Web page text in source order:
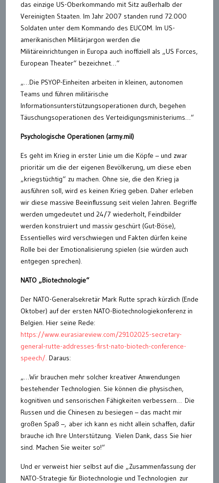
das einzige US-Oberkommando mit Sitz außerhalb der
Vereinigten Staaten. Im Jahr 2007 standen rund 72.000
Soldaten unter dem Kommando des EUCOM. Im US-
amerikanischen Militärjargon werden die
Militäreinrichtungen in Europa auch inoffiziell als „US Forces,
European Theater“ bezeichnet…“
„…Die PSYOP-Einheiten arbeiten in kleinen, autonomen
Teams und führen militärische
Informationsunterstützungsoperationen durch, begehen
Täuschungsoperationen des Verteidigungsministeriums…“
Psychologische Operationen (army.mil)
Es geht im Krieg in erster Linie um die Köpfe – und zwar
prioritär um die der eigenen Bevölkerung, um diese eben
„kriegstüchtig“ zu machen. Ohne sie, die den Krieg ja
ausführen soll, wird es keinen Krieg geben. Daher erleben
wir diese massive Beeinflussung seit vielen Jahren. Begriffe
werden umgedeutet und 24/7 wiederholt, Feindbilder
werden konstruiert und massiv geschürt (Gut-Böse),
Essentielles wird verschwiegen und Fakten dürfen keine
Rolle bei der Emotionalisierung spielen (sie würden auch
entgegen sprechen).
NATO „Biotechnologie“
Der NATO-Generalsekretär Mark Rutte sprach kürzlich (Ende
Oktober) auf der ersten NATO-Biotechnologiekonferenz in
Belgien. Hier seine Rede:
https://www.eurasiareview.com/29102025-secretary-
general-rutte-addresses-first-nato-biotech-conference-
speech/. Daraus:
„…Wir brauchen mehr solcher kreativer Anwendungen
bestehender Technologien. Sie können die physischen,
kognitiven und sensorischen Fähigkeiten verbessern… Die
Russen und die Chinesen zu besiegen – das macht mir
großen Spaß –, aber ich kann es nicht allein schaffen, dafür
brauche ich Ihre Unterstützung. Vielen Dank, dass Sie hier
sind. Machen Sie weiter so!“
Und er verweist hier selbst auf die „Zusammenfassung der
NATO-Strategie für Biotechnologie und Technologien zur